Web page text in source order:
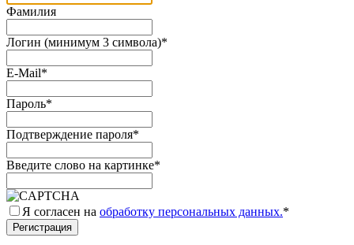
Фамилия
Логин (минимум 3 символа)*
E-Mail*
Пароль*
Подтверждение пароля*
Введите слово на картинке*
Я согласен на обработку персональных данных.*